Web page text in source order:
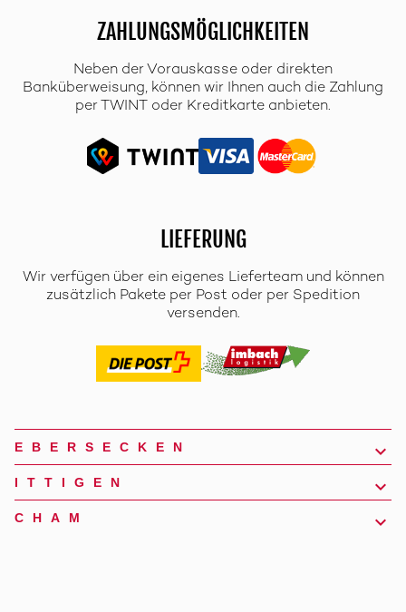
ZAHLUNGSMÖGLICHKEITEN
Neben der Vorauskasse oder direkten
Banküberweisung, können wir Ihnen auch die Zahlung
per TWINT oder Kreditkarte anbieten.
LIEFERUNG
Wir verfügen über ein eigenes Lieferteam und können
zusätzlich Pakete per Post oder per Spedition
versenden.
EBERSECKEN
ITTIGEN
CHAM